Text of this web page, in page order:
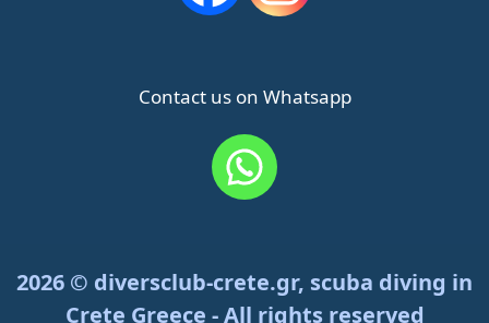
Contact us on Whatsapp
2026 © diversclub-crete.gr, scuba diving in
Crete Greece - All rights reserved